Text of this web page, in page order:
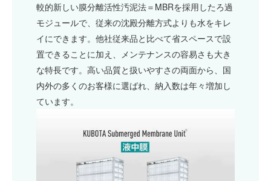
較的新しい膜分離活性汚泥法＝MBRを採用したろ過
モジュールで、従来の沈殿分離方式よりも水をキレ
イにできます。他社従来品と比べて省スペースで設
置できることに加え、メンテナンスの容易さも大き
な特長です。高い品質と扱いやすさの両面から、国
内外の多くのお客様に選ばれ、納入数は年々増加し
ています。